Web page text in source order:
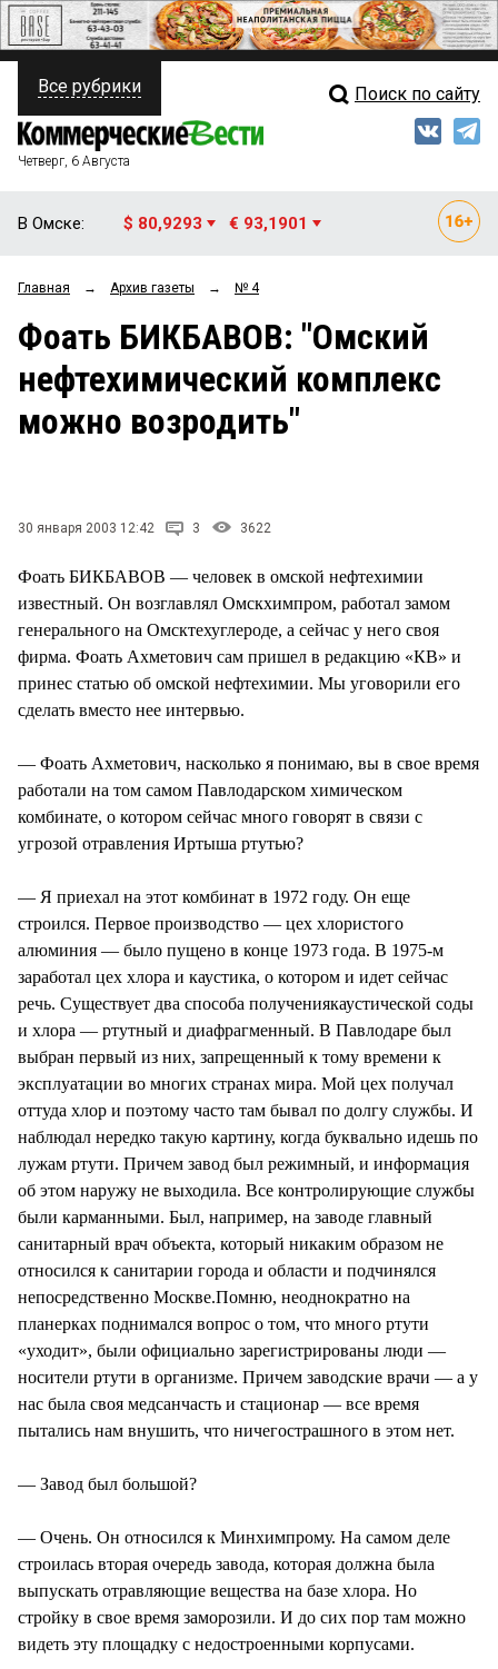
ПОЛИТИКА
ФИНАНСЫ
ОБЩЕСТВО
ЗАКОН
НОВОСТИ КОМПАНИЙ
Свежий выпуск
Рейтинги
Блоги
Все рубрики Поиск по сайту
Четверг, 6 Августа
В Омске: $ 80,9293 € 93,1901
Главная → Архив газеты → № 4
Фоать БИКБАВОВ: "Омский
нефтехимический комплекс
можно возродить"
30 января 2003 12:42 3 3622
Фоать БИКБАВОВ — человек в омской нефтехимии
известный. Он возглавлял Омскхимпром, работал замом
генерального на Омсктехуглероде, а сейчас у него своя
фирма. Фоать Ахметович сам пришел в редакцию «КВ» и
принес статью об омской нефтехимии. Мы уговорили его
сделать вместо нее интервью.
— Фоать Ахметович, насколько я понимаю, вы в свое время
работали на том самом Павлодарском химическом
комбинате, о котором сейчас много говорят в связи с
угрозой отравления Иртыша ртутью?
— Я приехал на этот комбинат в 1972 году. Он еще
строился. Первое производство — цех хлористого
алюминия — было пущено в конце 1973 года. В 1975-м
заработал цех хлора и каустика, о котором и идет сейчас
речь. Существует два способа получениякаустической соды
и хлора — ртутный и диафрагменный. В Павлодаре был
выбран первый из них, запрещенный к тому времени к
эксплуатации во многих странах мира. Мой цех получал
оттуда хлор и поэтому часто там бывал по долгу службы. И
наблюдал нередко такую картину, когда буквально идешь по
лужам ртути. Причем завод был режимный, и информация
об этом наружу не выходила. Все контролирующие службы
были карманными. Был, например, на заводе главный
санитарный врач объекта, который никаким образом не
относился к санитарии города и области и подчинялся
непосредственно Москве.Помню, неоднократно на
планерках поднимался вопрос о том, что много ртути
«уходит», были официально зарегистрированы люди —
носители ртути в организме. Причем заводские врачи — а у
нас была своя медсанчасть и стационар — все время
пытались нам внушить, что ничегострашного в этом нет.
— Завод был большой?
— Очень. Он относился к Минхимпрому. На самом деле
строилась вторая очередь завода, которая должна была
выпускать отравляющие вещества на базе хлора. Но
стройку в свое время заморозили. И до сих пор там можно
видеть эту площадку с недостроенными корпусами.